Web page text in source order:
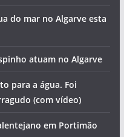
do mar no Algarve esta
atuam no Algarve
para a água. Foi
(com vídeo)
em Portimão